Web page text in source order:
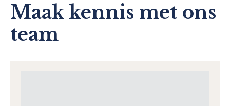
Maak kennis met ons
team